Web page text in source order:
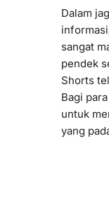
Dalam
sangat
pendek
Shorts
Bagi
untuk
yang